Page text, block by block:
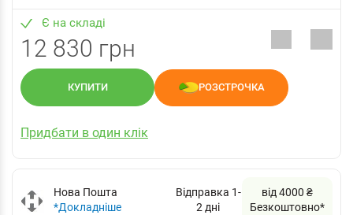
Є на складі
12 830 грн
КУПИТИ РОЗСТРОЧКА
Придбати в один клік
Нова Пошта
*Докладніше
Відправка 1-
2 дні
від 4000 ₴
Безкоштовно*